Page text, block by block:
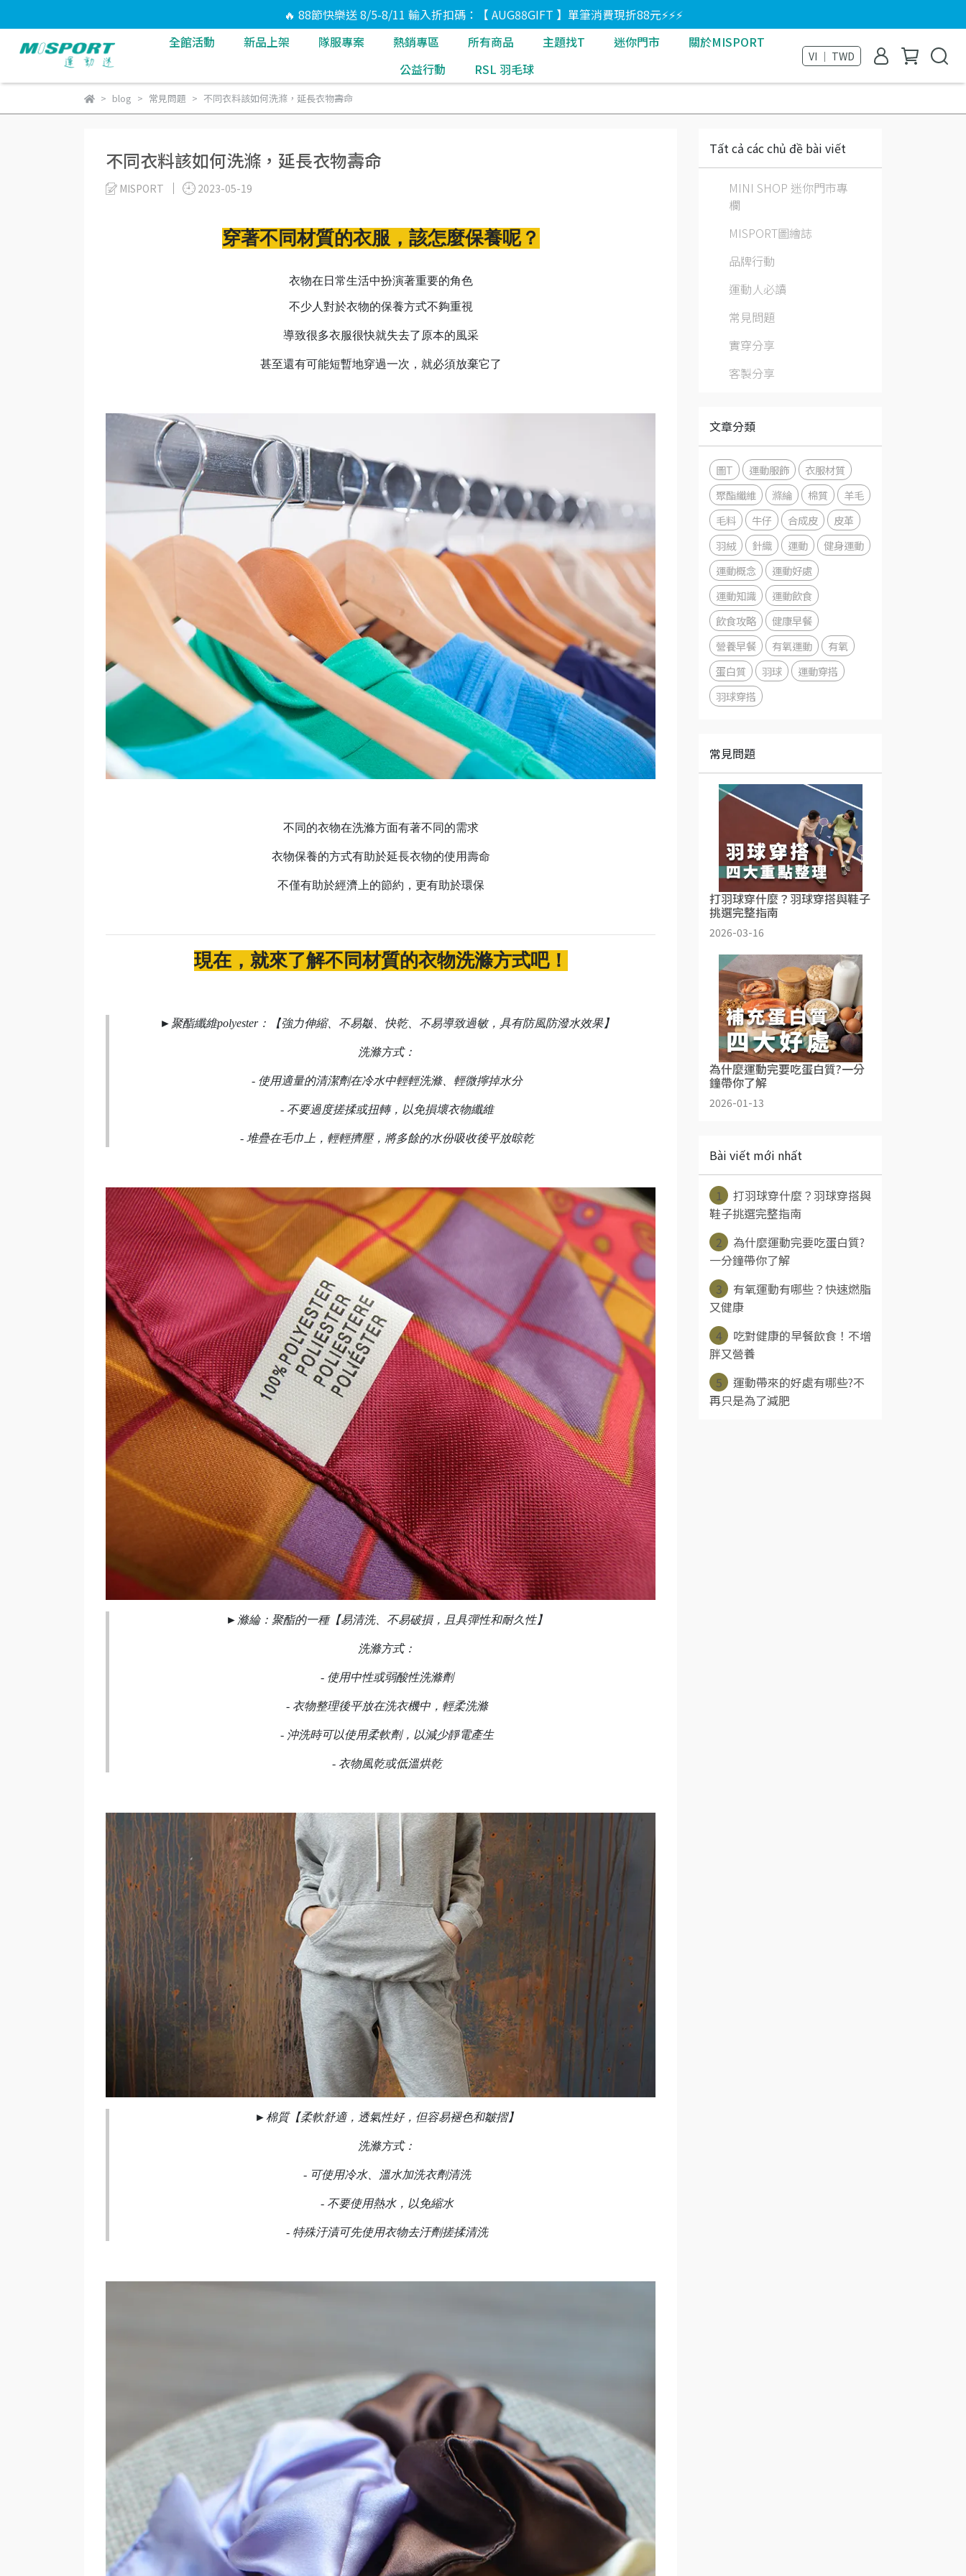
🔥 88節快樂送 8/5-8/11 輸入折扣碼：【 AUG88GIFT 】單筆消費現折88元⚡⚡⚡
全館活動
新品上架 隊服專案 熱銷專區 所有商品 主題找T 迷你門市
關於MISPORT
公益行動
RSL 羽毛球
VI ｜ TWD
blog 常見問題 不同衣料該如何洗滌，延長衣物壽命
不同衣料該如何洗滌，延長衣物壽命
MISPORT 2023-05-19
穿著不同材質的衣服，該怎麼保養呢？
衣物在日常生活中扮演著重要的角色
不少人對於衣物的保養方式不夠重視
導致很多衣服很快就失去了原本的風采
甚至還有可能短暫地穿過一次，就必須放棄它了
不同的衣物在洗滌方面有著不同的需求
衣物保養的方式有助於延長衣物的使用壽命
不僅有助於經濟上的節約，更有助於環保
現在，就來了解不同材質的衣物洗滌方式吧！
► 聚酯纖維polyester： 【強力伸縮、 不易皺、快乾、 不易導致過敏，具有防風防潑水效果】
洗滌方式：
- 使用適量的清潔劑在冷水中輕輕洗滌、輕微擰掉水分
- 不要過度搓揉或扭轉，以免損壞衣物纖維
- 堆疊在毛巾上，輕輕擠壓，將多餘的水份吸收後平放晾乾
► 滌綸：聚酯的一種【易清洗、不易破損，且具彈性和耐久性】
洗滌方式：
- 使用中性或弱酸性洗滌劑
- 衣物整理後平放在洗衣機中，輕柔洗滌
- 沖洗時可以使用柔軟劑，以減少靜電產生
- 衣物風乾或低溫烘乾
►棉質【柔軟舒適，透氣性好，但容易褪色和皺摺】
洗滌方式：
- 可使用冷水、溫水加洗衣劑清洗
- 不要使用熱水，以免縮水
- 特殊汙漬可先使用衣物去汙劑搓揉清洗
Tất cả các chủ đề bài viết
MINI SHOP 迷你門市專
欄
MISPORT圖繪誌
品牌行動
運動人必讀
常見問題
實穿分享
客製分享
文章分類
圖T 運動服飾
衣服材質
聚酯纖維
滌綸 棉質
羊毛
毛料
牛仔 合成皮
皮革
羽絨
針織 運動
健身運動
運動概念
運動好處
運動知識
運動飲食
飲食攻略
健康早餐
營養早餐
有氧運動
有氧
蛋白質
羽球
運動穿搭
羽球穿搭
常見問題
打羽球穿什麼？羽球穿搭與鞋子
挑選完整指南
2026-03-16
為什麼運動完要吃蛋白質?一分
鐘帶你了解
2026-01-13
Bài viết mới nhất
1
打羽球穿什麼？羽球穿搭與
鞋子挑選完整指南
2
為什麼運動完要吃蛋白質?
一分鐘帶你了解
3
有氧運動有哪些？快速燃脂
又健康
4
吃對健康的早餐飲食！不增
胖又營養
5
運動帶來的好處有哪些?不
再只是為了減肥